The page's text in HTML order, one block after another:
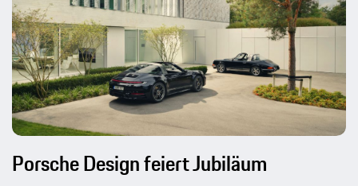
Porsche Design feiert Jubiläum